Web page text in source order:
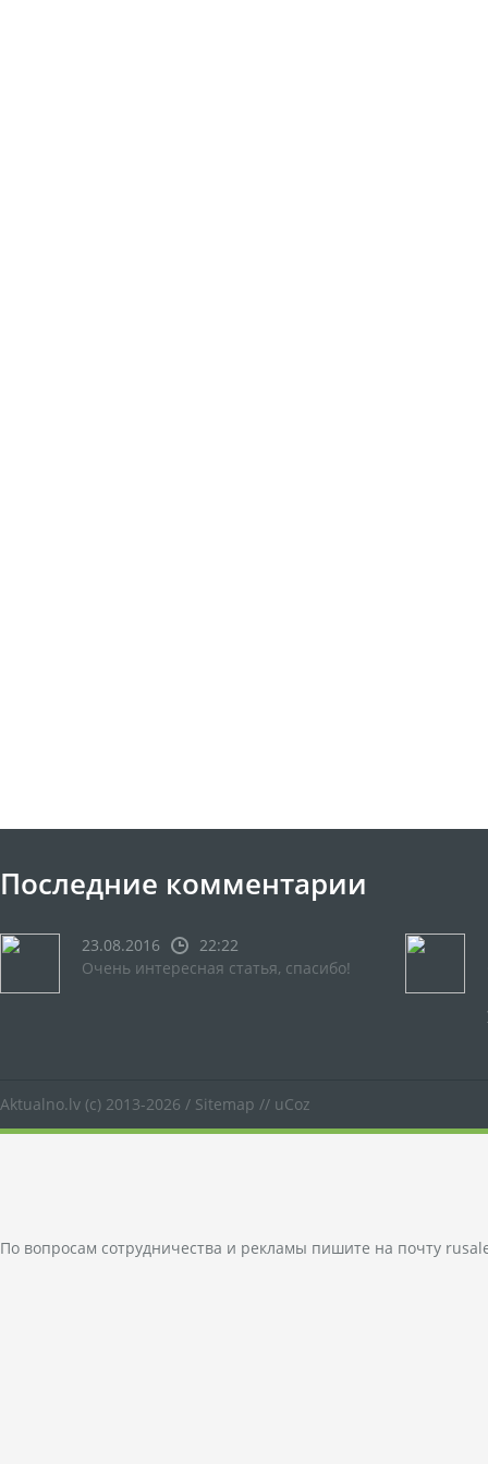
Последние комментарии
23.08.2016
22:22
Очень интересная статья, спасибо!
Aktualno.lv (c) 2013-2026 / Sitemap // uCoz
По вопросам сотрудничества и рекламы пишите на почту